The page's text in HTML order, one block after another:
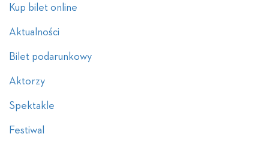
Kup bilet online
Aktualności
Bilet podarunkowy
Aktorzy
Spektakle
Festiwal